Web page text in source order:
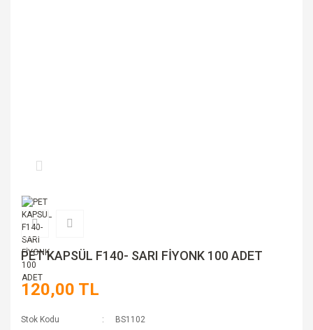
PET KAPSÜL F140- SARI FİYONK 100 ADET
120,00 TL
Stok Kodu
BS1102